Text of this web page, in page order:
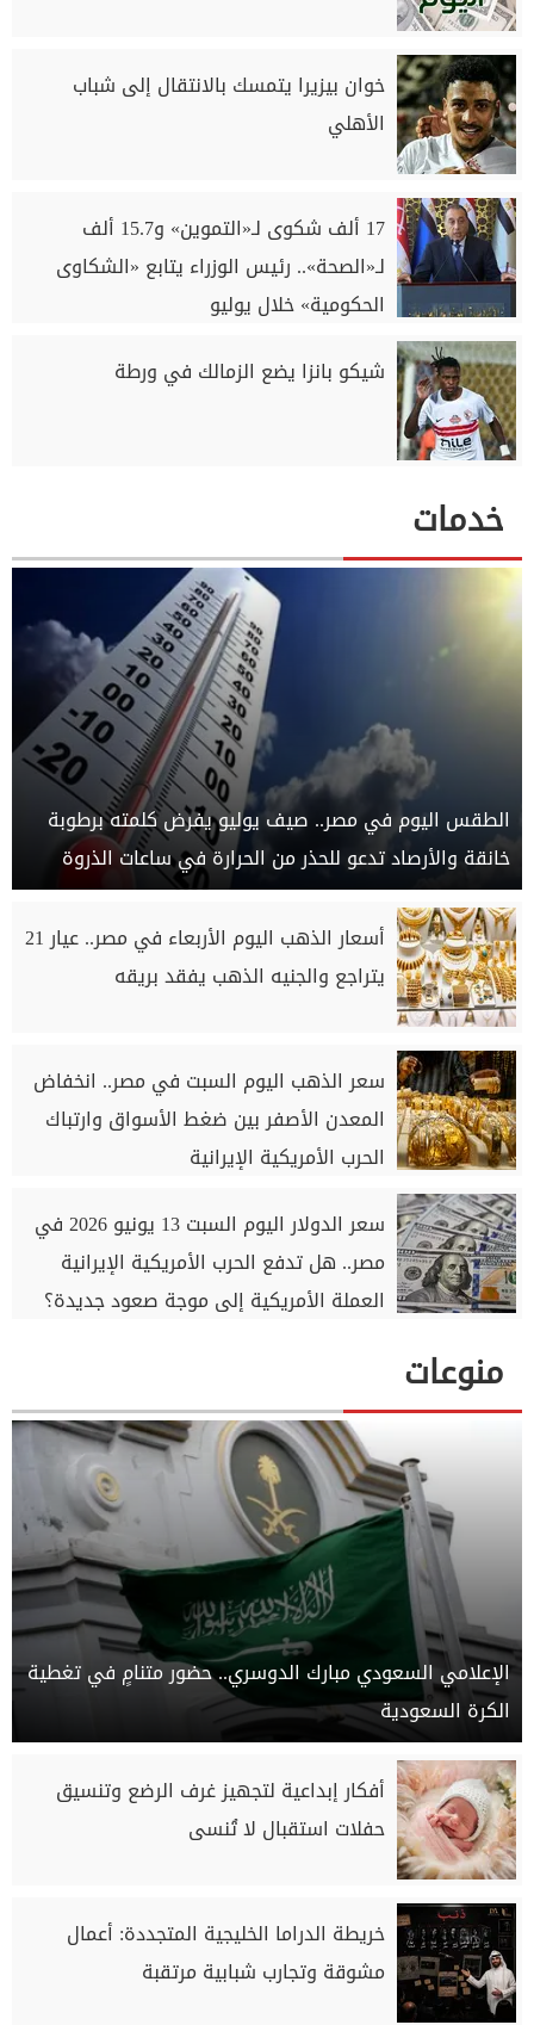
خوان بيزيرا يتمسك بالانتقال إلى شباب
الأهلي
17 ألف شكوى لـ«التموين» و15.7 ألف
لـ«الصحة».. رئيس الوزراء يتابع «الشكاوى
الحكومية» خلال يوليو
شيكو بانزا يضع الزمالك في ورطة
خدمات
الطقس اليوم في مصر.. صيف يوليو يفرض كلمته برطوبة
خانقة والأرصاد تدعو للحذر من الحرارة في ساعات الذروة
أسعار الذهب اليوم الأربعاء في مصر.. عيار 21
يتراجع والجنيه الذهب يفقد بريقه
سعر الذهب اليوم السبت في مصر.. انخفاض
المعدن الأصفر بين ضغط الأسواق وارتباك
الحرب الأمريكية الإيرانية
سعر الدولار اليوم السبت 13 يونيو 2026 في
مصر.. هل تدفع الحرب الأمريكية الإيرانية
العملة الأمريكية إلى موجة صعود جديدة؟
منوعات
الإعلامي السعودي مبارك الدوسري.. حضور متنامٍ في تغطية
الكرة السعودية
أفكار إبداعية لتجهيز غرف الرضع وتنسيق
حفلات استقبال لا تُنسى
خريطة الدراما الخليجية المتجددة: أعمال
مشوقة وتجارب شبابية مرتقبة